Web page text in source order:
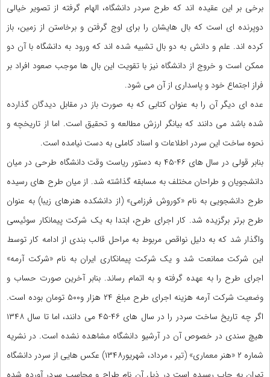
برخی بر این عقیده اند که طرح سردر دانشگاه، الهام گرفته از تصویر خیالی
دوپرنده ای است که بال هایشان را برای اوج گرفتن و برخاستن از زمین، باز
کرده اند. علم و دانش به دو بال تشبیه شده اند که ورود به دانشگاه با آن دو
ممکن است و خروج از دانشگاه نیز با تقویت این بال ها موجب صعود افراد بر
فراز اجتماع خود و پاسداری از آن می شود.
عده ای دیگر آن را به عنوان کتابی که به صورت باز در مقابل دیدگان گذارده
شده باشد می دانند که بیانگر ارزش مطالعه و تحقیق است. اما از تاریخچه و
نحوه ساخت این سردر اطلاعات و اسناد کاملی به دست نیامده است.
بنابر قولی در سال های ۴۶-۴۵ به دستور ریاست وقت دانشگاه طرحی در میان
دانشجویان و طراحان مختلف به مسابقه گذاشته شد. از میان طرح های رسیده
طرح دانشجویی به نام «کوروش فرزامی» (از دانشکده هنرهای زیبا) به عنوان
طرح برتر برگزیده شد. کار اجرای طرح، ابتدا به یک شرکت پیمانکار سوئیسی
واگذار شد که به دلیل نواقص مربوط به مراحل قالب بندی از ادامه کار توسط
این شرکت ممانعت شد و یک شرکت پیمانکاری ایران به نام «شرکت آرمه»
اجرای طرح را به عهده گرفته و به اتمام رساند. بنابر آخرین صورت حساب و
وضعیت شرکت آرمه هزینه اجرای طرح مبلغ ۲۴ هزار و۵۰۰ تومان بوده است.
اگر چه تاریخ ساخت سردر را در سال های ۴۶-۴۵ می دانند، اما تا سال ۱۳۴۸
هیچ سندی در خصوص آن در آرشیو دانشگاه مشاهده نشده است. در نشریه
شماره ۲ «هنر معماری» (تیر ، مرداد، شهریور۱۳۴۸) عکس هایی از سردر دانشگاه